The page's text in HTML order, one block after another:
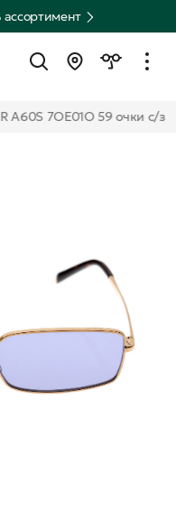
A60S 7OE01O 59 очки с/з